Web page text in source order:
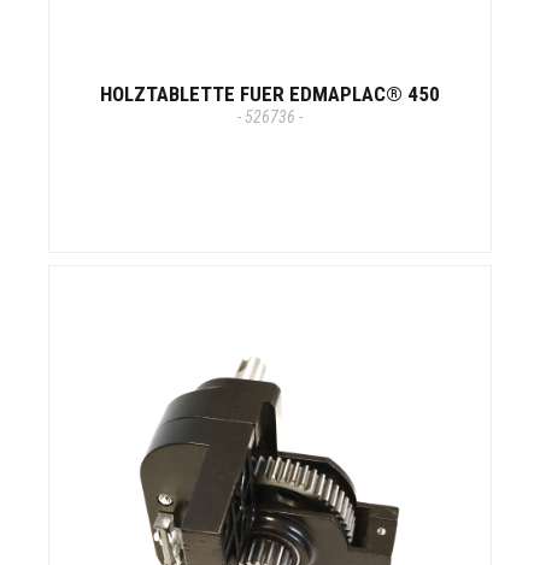
HOLZTABLETTE FUER EDMAPLAC® 450
- 526736 -